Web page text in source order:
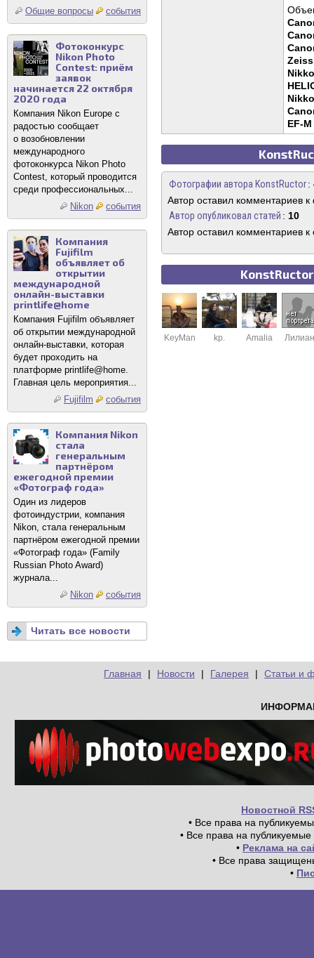
Общие вопросы
события
Фотоконкурс
Nikon Photo
Contest: приём
заявок
начинается 22 октября
2020 года
Компания Nikon Europe с
радостью сообщает
о возобновлении
международного
фотоконкурса Nikon Photo
Contest, который проводится
среди профессиональных...
Nikon
события
Компания
Fujifilm
объявляет об
открытии
международной
онлайн-выставки
printlife@home
Компания Fujifilm объявляет
об открытии международной
онлайн-выставки, которая
будет проходить на
платформе printlife@home.
Главная цель мероприятия...
Fujifilm
события
Компания Nikon
стала
генеральным
партнёром
ежегодной премии
«Фотограф года»
Один из лидеров
фотоиндустрии, компания
Nikon, стала генеральным
партнёром ежегодной премии
«Фотограф года» (Family
Russian Photo Award)
журнала...
Nikon
события
Читать все новости
EF-
Фотографии автора KonstRuctor:
Автор оставил комментариев
Автор опубликовал статей : 10
Автор оставил комментариев к
KeyMan kp. Amalia Лилиан
Главная | Новости | Галерея | Статьи и
Новостной
• Все права на
• Все права на
• Реклама на
• Все права
•